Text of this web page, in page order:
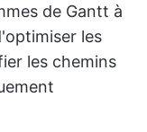
de Gantt à
les
les chemins